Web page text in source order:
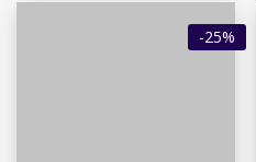
-25%